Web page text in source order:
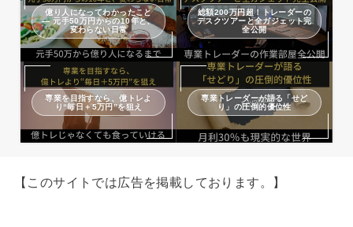
億り人になってわかったこと
— 元手50万円からの10年と、
変わらない日常
総額200万円超！トレーダーの
デスクツアーと全ガジェット完
全公開
専業を目指すなら、億トレよ
り“毎日＋5万円”を狙え
専業トレーダーが語る「せど
り」の圧倒的優位性
【このサイトでは広告を掲載しております。】